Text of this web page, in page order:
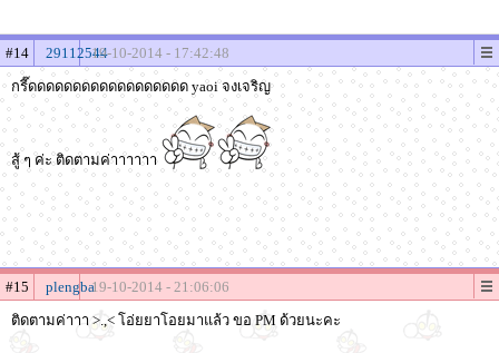
#14 2911254419-10-2014 - 17:42:48
กรี๊ดดดดดดดดดดดดดดดดดด yaoi จงเจริญ
สู้ ๆ ค่ะ ติดตามค่าาาาาา
#15 plengba19-10-2014 - 21:06:06
ติดตามค่าาา >.,< โอ่ยยาโอยมาแล้ว ขอ PM ด้วยนะคะ